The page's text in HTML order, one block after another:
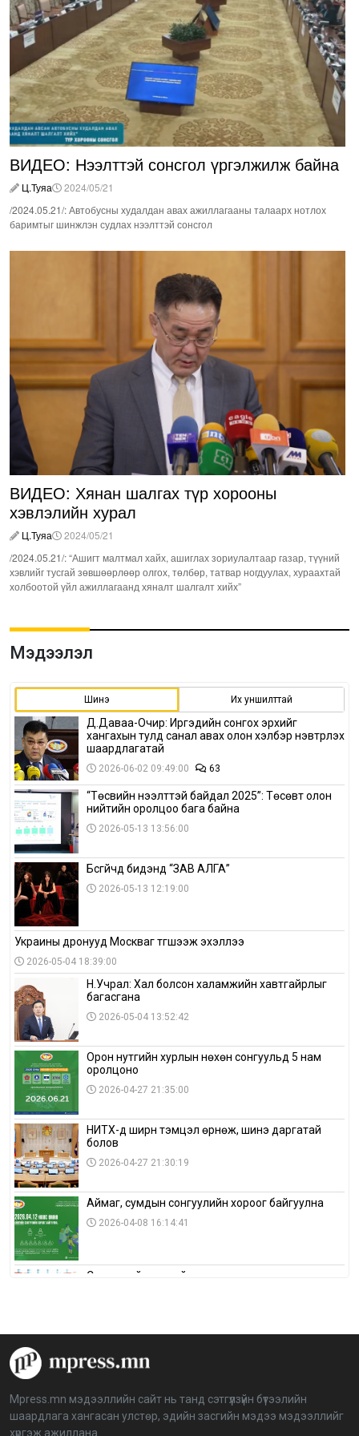
ВИДЕО: Нээлттэй сонсгол үргэлжилж байна
Ц.Туяа
2024/05/21
/2024.05.21/: Автобусны худалдан авах ажиллагааны талаарх нотлох
баримтыг шинжлэн судлах нээлттэй сонсгол
ВИДЕО: Хянан шалгах түр хорооны
хэвлэлийн хурал
Ц.Туяа
2024/05/21
/2024.05.21/: “Ашигт малтмал хайх, ашиглах зориулалтаар газар, түүний
хэвлийг тусгай зөвшөөрлөөр олгох, төлбөр, татвар ногдуулах, хураахтай
холбоотой үйл ажиллагаанд хяналт шалгалт хийх”
Мэдээлэл
Шинэ Их уншилттай
Д.Даваа-Очир: Иргэдийн сонгох эрхийг
хангахын тулд санал авах олон хэлбэр нэвтрүүлэх
шаардлагатай
2026-06-02 09:49:00 63
“Төсвийн нээлттэй байдал 2025”: Төсөвт олон
нийтийн оролцоо бага байна
2026-05-13 13:56:00
Бүсгүйчүүд бидэнд “ЗАВ АЛГА”
2026-05-13 12:19:00
Украины дронууд Москваг түгшээж эхэллээ
2026-05-04 18:39:00
Н.Учрал: Хал болсон халамжийн хавтгайрлыг
багасгана
2026-05-04 13:52:42
Орон нутгийн хурлын нөхөн сонгуульд 5 нам
оролцоно
2026-04-27 21:35:00
НИТХ-д ширүүн тэмцэл өрнөж, шинэ даргатай
болов
2026-04-27 21:30:19
Аймаг, сумдын сонгуулийн хороог байгуулна
2026-04-08 16:14:41
Сонгуулийн хуулийн зөрчил, шалгах,
аймагт үргэлжилж байна
BTS-ийн тоглолтыг Netflix дэлхий даяар шууд
Mpress.mn мэдээллийн сайт нь танд сэтгүүлзүйн бүтээлийн
шаардлага хангасан улстөр, эдийн засгийн мэдээ мэдээллийг
хүргэж ажиллана.